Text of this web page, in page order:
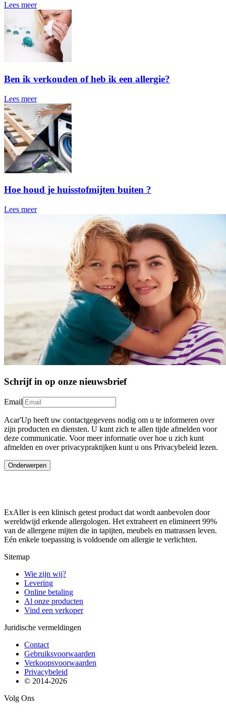
Lees meer
Ben ik verkouden of heb ik een allergie?
Lees meer
Hoe houd je huisstofmijten buiten ?
Lees meer
Schrijf in op onze nieuwsbrief
Email
Acar'Up heeft uw contactgegevens nodig om u te informeren over
zijn producten en diensten. U kunt zich te allen tijde afmelden voor
deze communicatie. Voor meer informatie over hoe u zich kunt
afmelden en over privacypraktijken kunt u ons Privacybeleid lezen.
Onderwerpen
ExAller is een klinisch getest product dat wordt aanbevolen door
wereldwijd erkende allergologen. Het extraheert en elimineert 99%
van de allergene mijten die in tapijten, meubels en matrassen leven.
Eén enkele toepassing is voldoende om allergie te verlichten.
Sitemap
Wie zijn wij?
Levering
Online betaling
Al onze producten
Vind een verkoper
Juridische vermeldingen
Contact
Gebruiksvoorwaarden
Verkoopsvoorwaarden
Privacybeleid
© 2014-2026
Volg Ons